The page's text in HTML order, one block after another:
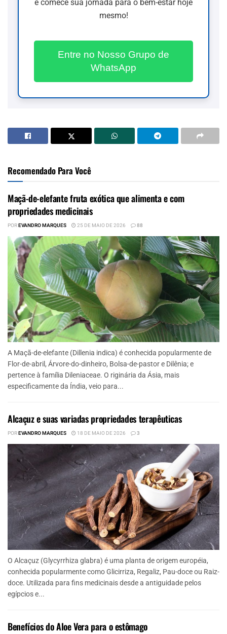
e comece sua jornada para o bem-estar hoje
mesmo!
Entre no Nosso Grupo de
WhatsApp
Recomendado Para Você
Maçã-de-elefante fruta exótica que alimenta e com
propriedades medicinais
POREVANDRO MARQUES 25 DE MAIO DE 2026 88
A Maçã-de-elefante (Dillenia indica) é conhecida popularmente de
Flor-de-abril, Árvore-do-dinheiro, Bolsa-de-pastor e Dilênia; e
pertence à família Dileniaceae. O riginária da Ásia, mais
especificamente da Índia, veio para...
Alcaçuz e suas variadas propriedades terapêuticas
POREVANDRO MARQUES 18 DE MAIO DE 2026 3
O Alcaçuz (Glycyrrhiza glabra) é uma planta de origem européia,
conhecida popularmente como Glicirriza, Regaliz, Pau-doce ou Raiz-
doce. Utilizada para fins medicinais desde a antiguidade pelos
egípcios e...
Benefícios do Aloe Vera para o estômago